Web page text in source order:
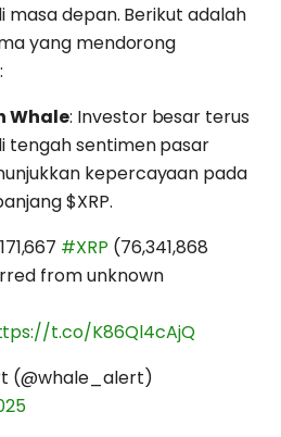
masa depan. Berikut adalah
yang mendorong
Whale: Investor besar terus
tengah sentimen pasar
kepercayaan pada
$XRP.
#XRP (76,341,868
from unknown
t.co/K86Ql4cAjQ
(@whale_alert)